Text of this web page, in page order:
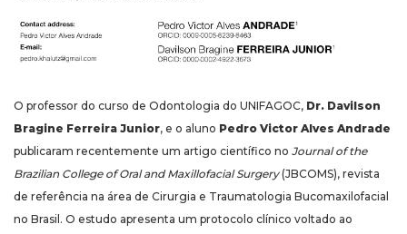
O professor do curso de Odontologia do UNIFAGOC, Dr. Davilson
Bragine Ferreira Junior, e o aluno Pedro Victor Alves Andrade
publicaram recentemente um artigo científico no Journal of the
Brazilian College of Oral and Maxillofacial Surgery(JBCOMS), revista
de referência na área de Cirurgia e Traumatologia Bucomaxilofacial
no Brasil. O estudo apresenta um protocolo clínico voltado ao